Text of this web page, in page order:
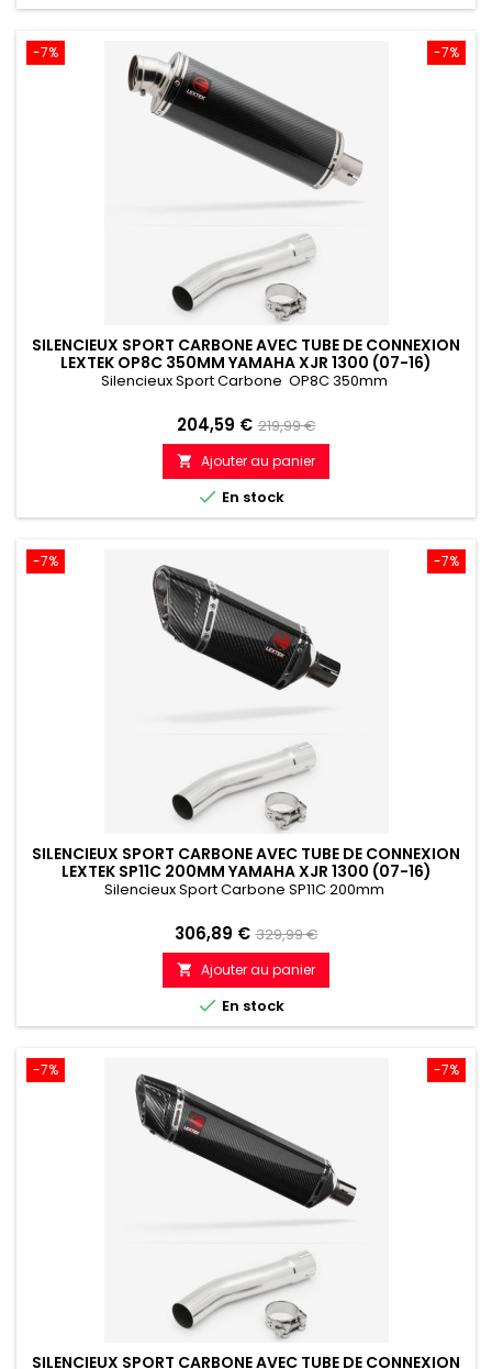
-7%
-7%
SILENCIEUX SPORT CARBONE AVEC TUBE DE CONNEXION
LEXTEK OP8C 350MM YAMAHA XJR 1300 (07-16)
Silencieux Sport Carbone OP8C 350mm
Prix
204,59 € Prix
de
référence
219,99 €
 Ajouter au panier
 En stock
-7%
-7%
SILENCIEUX SPORT CARBONE AVEC TUBE DE CONNEXION
LEXTEK SP11C 200MM YAMAHA XJR 1300 (07-16)
Silencieux Sport Carbone SP11C 200mm
Prix
306,89 € Prix
de
référence
329,99 €
 Ajouter au panier
 En stock
-7%
-7%
SILENCIEUX SPORT CARBONE AVEC TUBE DE CONNEXION